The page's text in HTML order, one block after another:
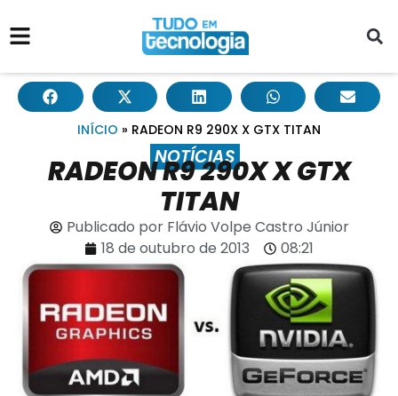
INÍCIO » RADEON R9 290X X GTX TITAN
NOTÍCIAS
RADEON R9 290X X GTX
TITAN
Publicado porFlávio Volpe Castro Júnior
18 de outubro de 2013
08:21